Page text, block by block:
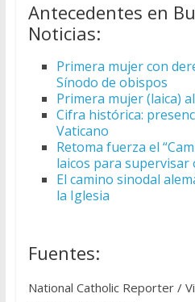
Antecedentes en
Noticias:
Primera mujer con
Sínodo de obispos
Primera mujer (laica)
Cifra histórica:
Vaticano
Retoma fuerza el
laicos para supervisar
El camino sinodal
la Iglesia
Fuentes:
National Catholic Reporter /